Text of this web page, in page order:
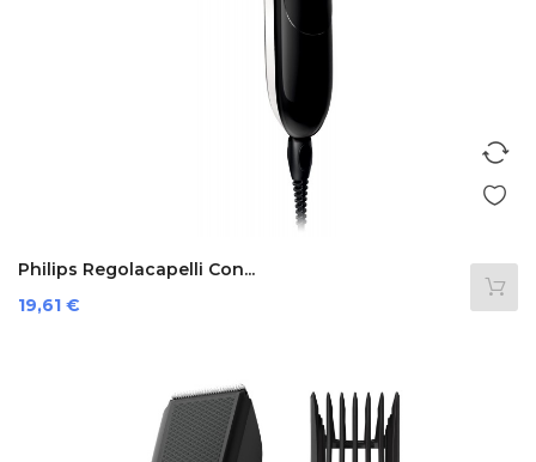
Philips Regolacapelli Con...
Prezzo
19,61 €